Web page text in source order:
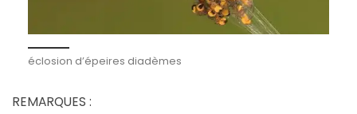
éclosion d’épeires diadèmes
REMARQUES :